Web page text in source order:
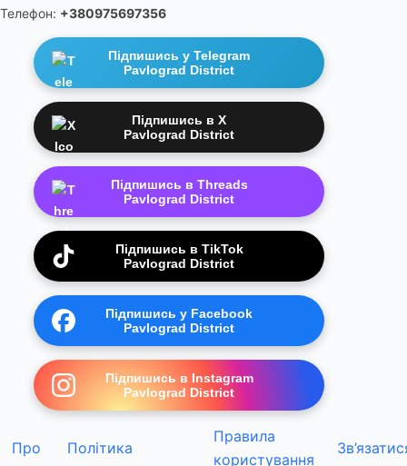
Телефон: +380975697356
Підпишись у Telegram
Pavlograd District
Підпишись в X
Pavlograd District
Підпишись в Threads
Pavlograd District
Підпишись в TikTok
Pavlograd District
Підпишись у Facebook
Pavlograd District
Підпишись в Instagram
Pavlograd District
Про
Політика
Правила
користування